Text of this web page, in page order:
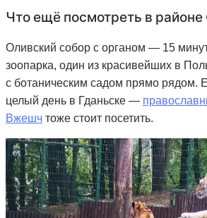
Что ещё посмотреть в районе
Оливский собор с органом — 15
зоопарка, один из красивейших в
с ботаническим садом прямо рядом.
целый день в Гданьске —
Вжешч тоже стоит посетить.